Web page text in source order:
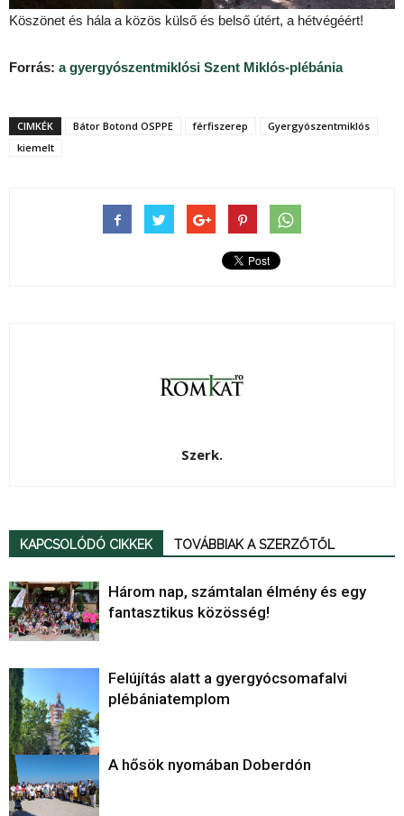
Köszönet és hála a közös külső és belső útért, a hétvégéért!
Forrás: a gyergyószentmiklósi Szent Miklós-plébánia
CIMKÉK Bátor Botond OSPPE férfiszerep
Gyergyószentmiklós
kiemelt
Szerk.
KAPCSOLÓDÓ CIKKEK TOVÁBBIAK A SZERZŐTŐL
Három nap, számtalan élmény és egy
fantasztikus közösség!
Felújítás alatt a gyergyócsomafalvi
plébániatemplom
A hősök nyomában Doberdón